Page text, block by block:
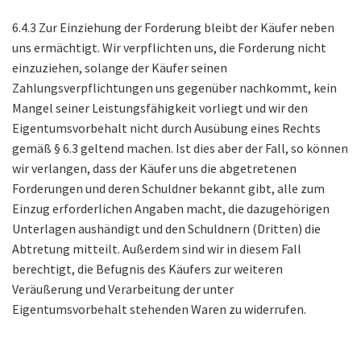
6.4.3 Zur Einziehung der Forderung bleibt der Käufer neben
uns ermächtigt. Wir verpflichten uns, die Forderung nicht
einzuziehen, solange der Käufer seinen
Zahlungsverpflichtungen uns gegenüber nachkommt, kein
Mangel seiner Leistungsfähigkeit vorliegt und wir den
Eigentumsvorbehalt nicht durch Ausübung eines Rechts
gemäß § 6.3 geltend machen. Ist dies aber der Fall, so können
wir verlangen, dass der Käufer uns die abgetretenen
Forderungen und deren Schuldner bekannt gibt, alle zum
Einzug erforderlichen Angaben macht, die dazugehörigen
Unterlagen aushändigt und den Schuldnern (Dritten) die
Abtretung mitteilt. Außerdem sind wir in diesem Fall
berechtigt, die Befugnis des Käufers zur weiteren
Veräußerung und Verarbeitung der unter
Eigentumsvorbehalt stehenden Waren zu widerrufen.